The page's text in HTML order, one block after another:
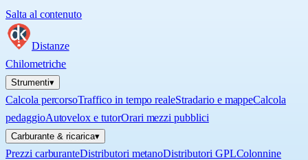
Salta al contenuto
Distanze
Chilometriche
Strumenti▾
Calcola percorsoTraffico in tempo realeStradario e mappeCalcola
pedaggioAutovelox e tutorOrari mezzi pubblici
Carburante & ricarica▾
Prezzi carburanteDistributori metanoDistributori GPLColonnine